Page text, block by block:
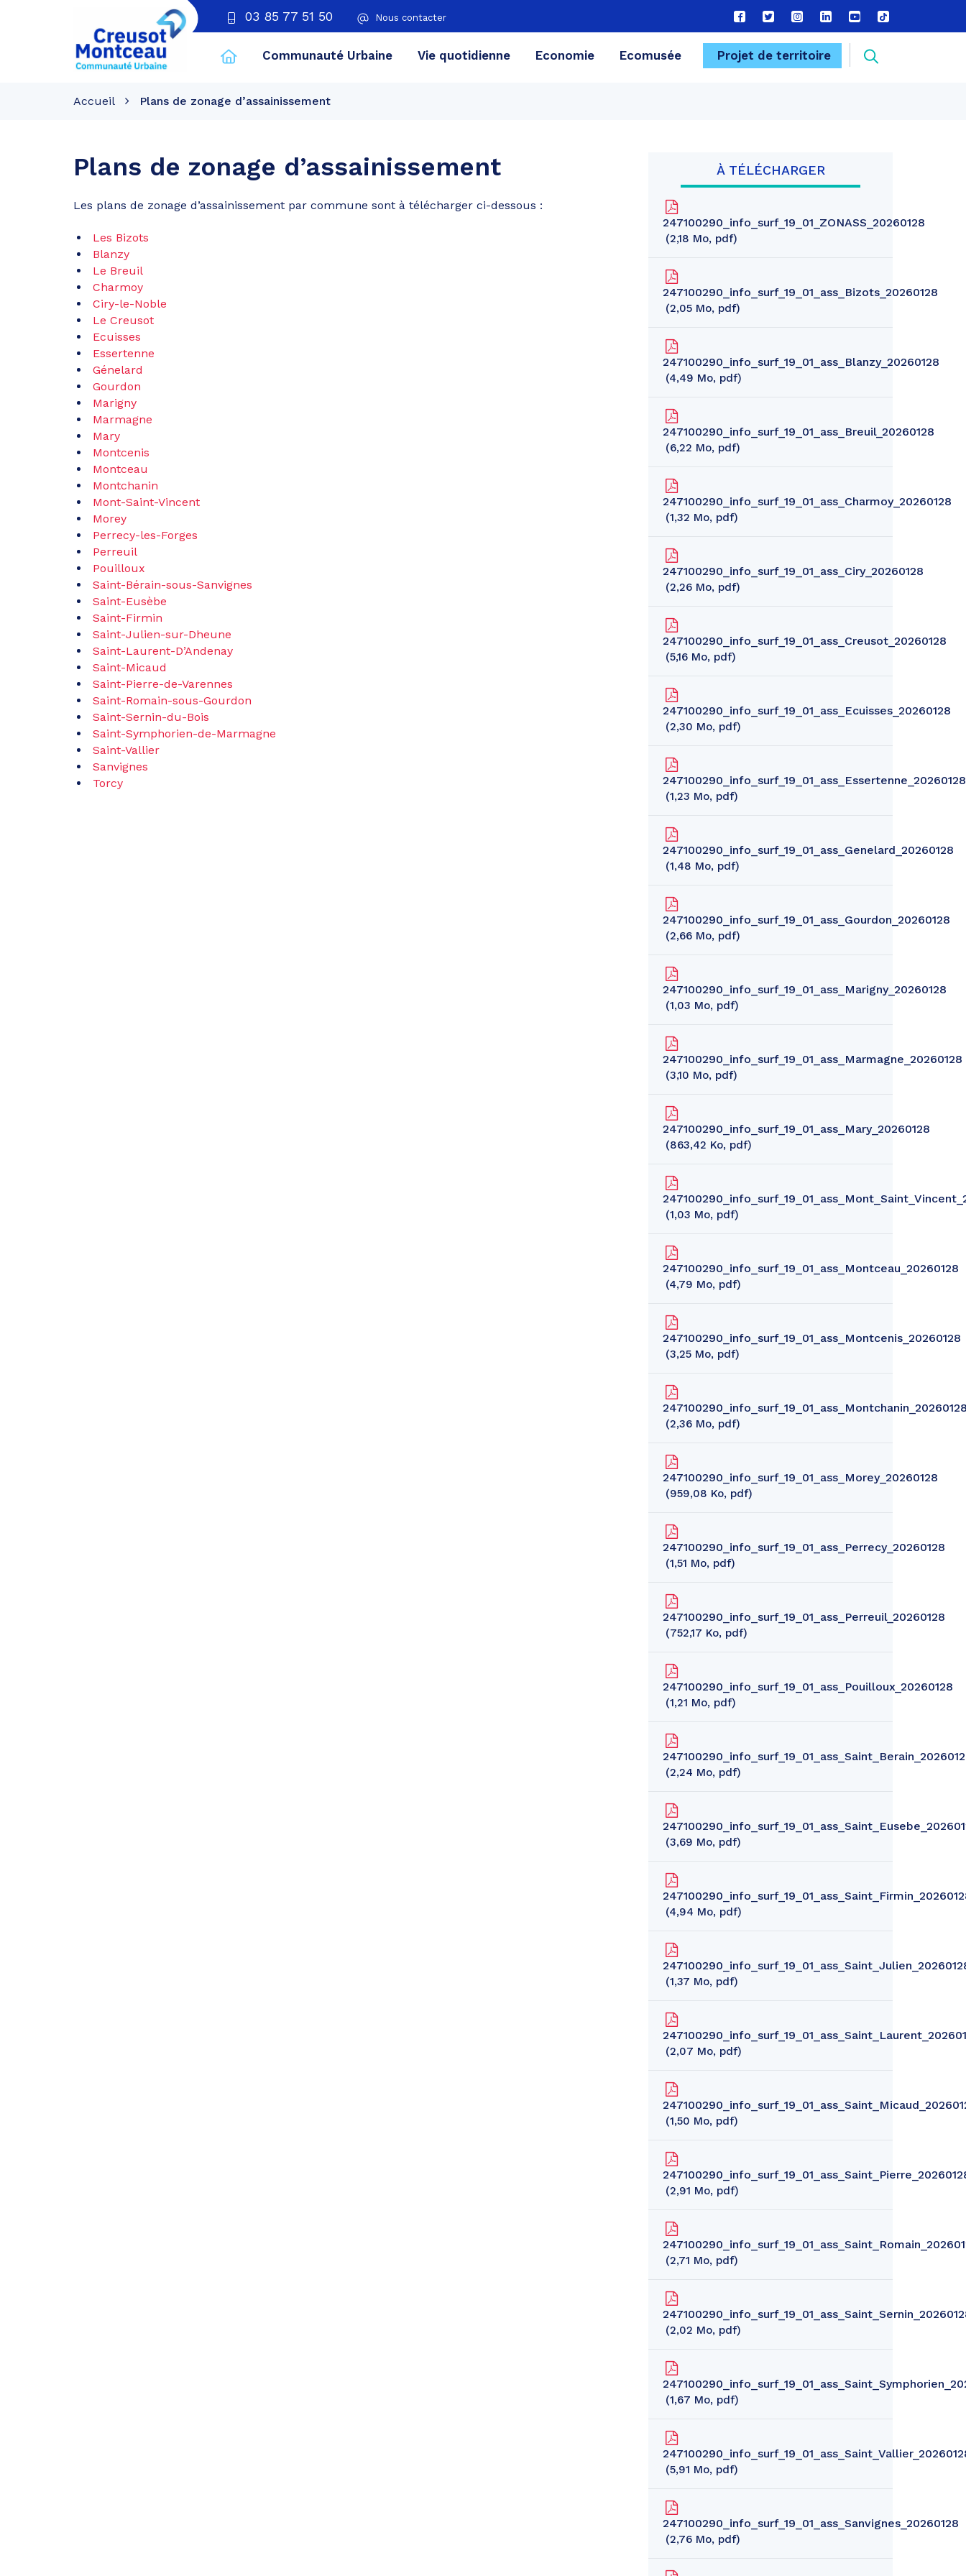
03 85 77 51 50 Nous contacter
Lien
vers
compte
Lien
vers
compte
Lien
vers
compte
Lien
vers
compte
Lien
vers
chaîne
Lien
vers
Creusot
Montceau
Communauté Urbaine Vie quotidienne Economie Ecomusée Projet de territoire
Accueil Plans de zonage d’assainissement
Plans de zonage d’assainissement
Les plans de zonage d’assainissement par commune sont à télécharger ci-dessous :
Les Bizots
Blanzy
Le Breuil
Charmoy
Ciry-le-Noble
Le Creusot
Ecuisses
Essertenne
Génelard
Gourdon
Marigny
Marmagne
Mary
Montcenis
Montceau
Montchanin
Mont-Saint-Vincent
Morey
Perrecy-les-Forges
Perreuil
Pouilloux
Saint-Bérain-sous-Sanvignes
Saint-Eusèbe
Saint-Firmin
Saint-Julien-sur-Dheune
Saint-Laurent-D’Andenay
Saint-Micaud
Saint-Pierre-de-Varennes
Saint-Romain-sous-Gourdon
Saint-Sernin-du-Bois
Saint-Symphorien-de-Marmagne
Saint-Vallier
Sanvignes
Torcy
À TÉLÉCHARGER
247100290_info_surf_19_01_ZONASS_20260128
2,18 Mo, pdf
247100290_info_surf_19_01_ass_Bizots_20260128
2,05 Mo, pdf
247100290_info_surf_19_01_ass_Blanzy_20260128
4,49 Mo, pdf
247100290_info_surf_19_01_ass_Breuil_20260128
6,22 Mo, pdf
247100290_info_surf_19_01_ass_Charmoy_20260128
1,32 Mo, pdf
247100290_info_surf_19_01_ass_Ciry_20260128
2,26 Mo, pdf
247100290_info_surf_19_01_ass_Creusot_20260128
5,16 Mo, pdf
247100290_info_surf_19_01_ass_Ecuisses_20260128
2,30 Mo, pdf
247100290_info_surf_19_01_ass_Essertenne_20260128
1,23 Mo, pdf
247100290_info_surf_19_01_ass_Genelard_20260128
1,48 Mo, pdf
247100290_info_surf_19_01_ass_Gourdon_20260128
2,66 Mo, pdf
247100290_info_surf_19_01_ass_Marigny_20260128
1,03 Mo, pdf
247100290_info_surf_19_01_ass_Marmagne_20260128
3,10 Mo, pdf
247100290_info_surf_19_01_ass_Mary_20260128
863,42 Ko, pdf
1,03 Mo, pdf
247100290_info_surf_19_01_ass_Montceau_20260128
4,79 Mo, pdf
247100290_info_surf_19_01_ass_Montcenis_20260128
3,25 Mo, pdf
2,36 Mo, pdf
247100290_info_surf_19_01_ass_Morey_20260128
959,08 Ko, pdf
247100290_info_surf_19_01_ass_Perrecy_20260128
1,51 Mo, pdf
247100290_info_surf_19_01_ass_Perreuil_20260128
752,17 Ko, pdf
247100290_info_surf_19_01_ass_Pouilloux_20260128
1,21 Mo, pdf
2,24 Mo, pdf
3,69 Mo, pdf
4,94 Mo, pdf
1,37 Mo, pdf
2,07 Mo, pdf
1,50 Mo, pdf
2,91 Mo, pdf
2,71 Mo, pdf
2,02 Mo, pdf
1,67 Mo, pdf
5,91 Mo, pdf
247100290_info_surf_19_01_ass_Sanvignes_20260128
2,76 Mo, pdf